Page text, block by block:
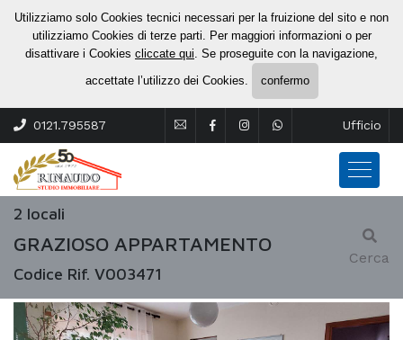
Utilizziamo solo Cookies tecnici necessari per la fruizione del sito e non
utilizziamo Cookies di terze parti. Per maggiori informazioni o per
disattivare i Cookies cliccate qui. Se proseguite con la navigazione,
accettate l’utilizzo dei Cookies.
confermo
0121.795587 Ufficio
2 locali
GRAZIOSO APPARTAMENTO
Codice Rif. V003471
Cerca